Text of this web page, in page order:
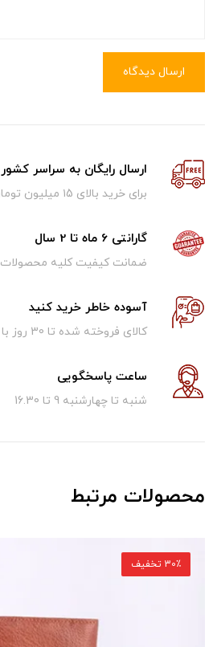
ارسال دیدگاه
ارسال رایگان به سراسر کشور
برای خرید بالای ۱5 میلیون تومان
گارانتی 6 ماه تا 2 سال
ضمانت کیفیت کلیه محصولات
آسوده خاطر خرید کنید
کالای فروخته شده تا 30 روز با احترام پس گرفته می شود.
ساعت پاسخگویی
شنبه تا چهارشنبه 9 تا 16.30
محصولات مرتبط
30٪ تخفیف